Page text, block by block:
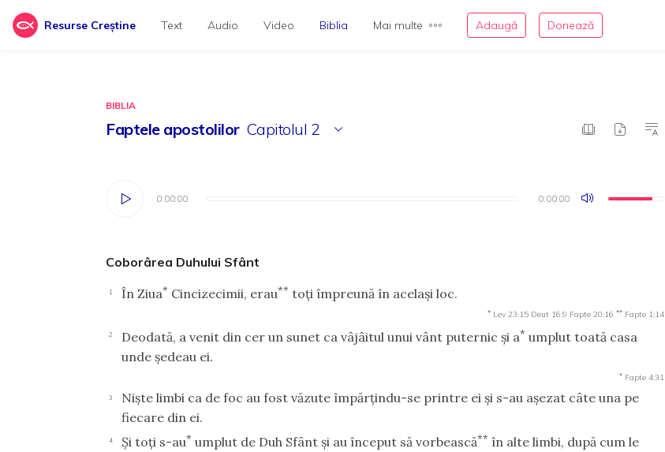
Resurse Creștine Text Audio Video Biblia Mai multe Adaugă Donează
BIBLIA
Faptele apostolilor Capitolul 2
0:00:00 0:00:00
0:00:00 0:00:00
Coborârea Duhului Sfânt
1 În Ziua* Cincizecimii, erau** toţi împreună în acelaşi loc.
* Lev 23:15 Deut 16:9 Fapte 20:16 ** Fapte 1:14
2 Deodată, a venit din cer un sunet ca vâjâitul unui vânt puternic şi a* umplut toată casa
unde şedeau ei.
* Fapte 4:31
3
Nişte limbi ca de foc au fost văzute împărţindu-se printre ei şi s-au aşezat câte una pe
fiecare din ei.
4 Şi toţi s-au* umplut de Duh Sfânt şi au început să vorbească** în alte limbi, după cum le